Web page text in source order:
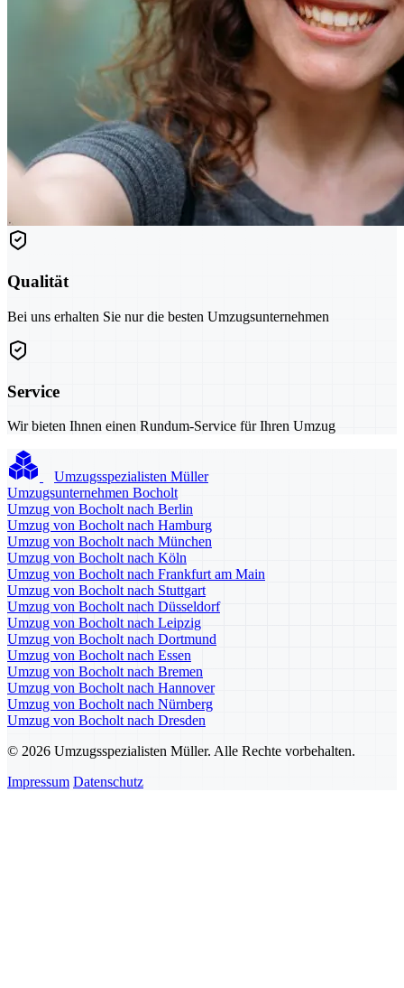
Qualität
Bei uns erhalten Sie nur die besten Umzugsunternehmen
Service
Wir bieten Ihnen einen Rundum-Service für Ihren Umzug
Umzugsspezialisten Müller
Umzugsunternehmen Bocholt
Umzug von Bocholt nach Berlin
Umzug von Bocholt nach Hamburg
Umzug von Bocholt nach München
Umzug von Bocholt nach Köln
Umzug von Bocholt nach Frankfurt am Main
Umzug von Bocholt nach Stuttgart
Umzug von Bocholt nach Düsseldorf
Umzug von Bocholt nach Leipzig
Umzug von Bocholt nach Dortmund
Umzug von Bocholt nach Essen
Umzug von Bocholt nach Bremen
Umzug von Bocholt nach Hannover
Umzug von Bocholt nach Nürnberg
Umzug von Bocholt nach Dresden
© 2026 Umzugsspezialisten Müller. Alle Rechte vorbehalten.
Impressum Datenschutz